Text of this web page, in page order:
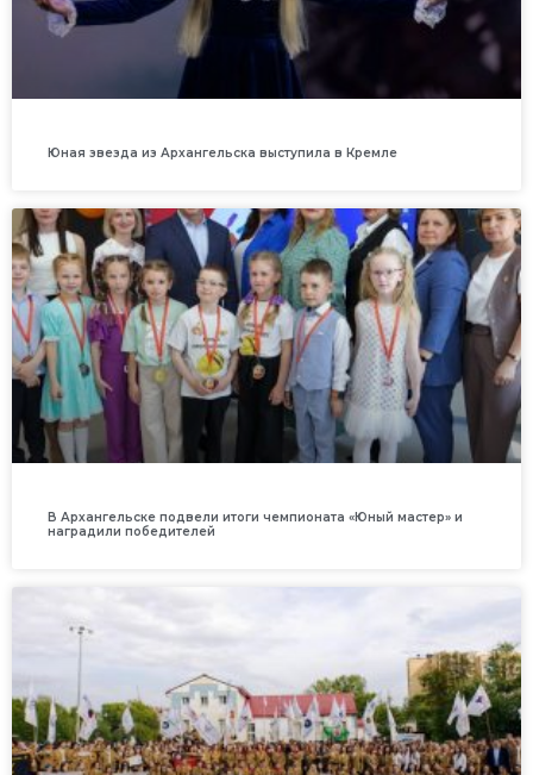
Юная звезда из Архангельска выступила в Кремле
В Архангельске подвели итоги чемпионата «Юный мастер» и
наградили победителей